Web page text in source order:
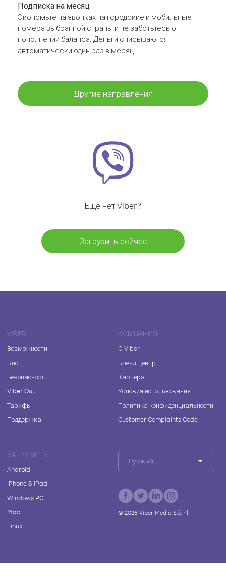
Подписка на месяц
Экономьте на звонках на городские и мобильные
номера выбранной страны и не заботьтесь о
пополнении баланса. Деньги списываются
автоматически один раз в месяц
Другие направления
Ещё нет Viber?
Загрузить сейчас
VIBER
Возможности
Блог
Безопасность
Viber Out
Тарифы
Поддержка
КОМПАНИЯ
О Viber
Бренд-центр
Карьера
Условия использования
Политика конфиденциальности
Customer Complaints Code
ЗАГРУЗИТЬ
Android
iPhone & iPad
Windows PC
Mac
Linux
Русский
© 2026Viber Media S.à r.l.